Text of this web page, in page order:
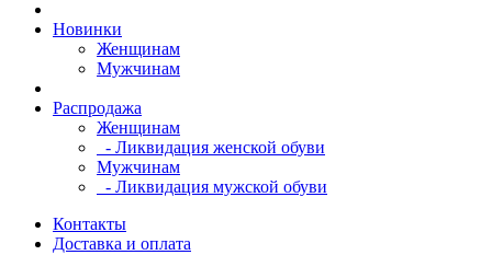
Новинки
Женщинам
Мужчинам
Распродажа
Женщинам
- Ликвидация женской обуви
Мужчинам
- Ликвидация мужской обуви
Контакты
Доставка и оплата